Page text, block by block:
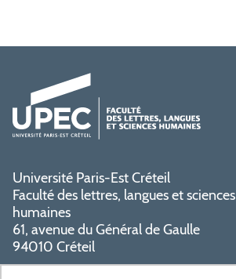
Université Paris-Est Créteil
Faculté des lettres, langues et sciences
humaines
61, avenue du Général de Gaulle
94010 Créteil